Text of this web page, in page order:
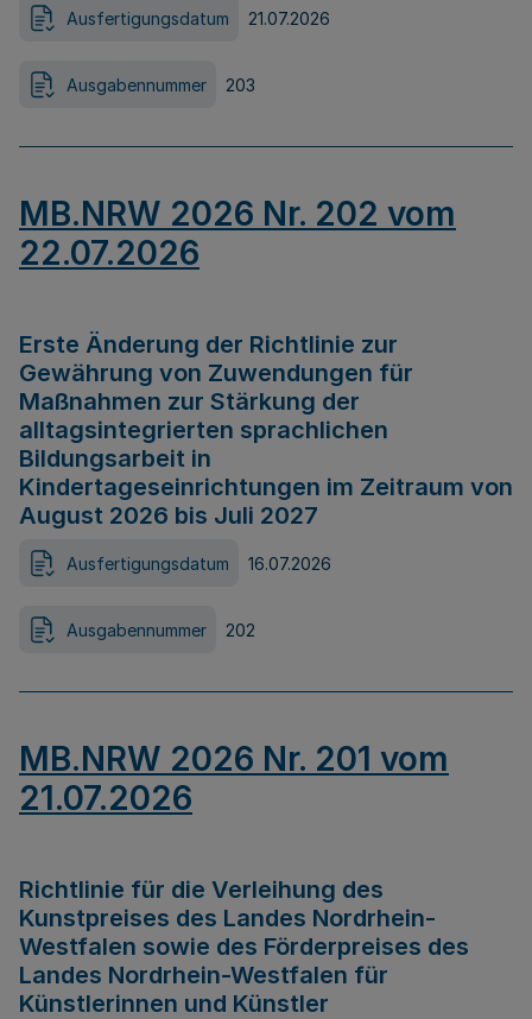
Ausfertigungsdatum 21.07.2026
Ausgabennummer 203
MB.NRW 2026 Nr. 202 vom
22.07.2026
Erste Änderung der Richtlinie zur
Gewährung von Zuwendungen für
Maßnahmen zur Stärkung der
alltagsintegrierten sprachlichen
Bildungsarbeit in
Kindertageseinrichtungen im Zeitraum von
August 2026 bis Juli 2027
Ausfertigungsdatum 16.07.2026
Ausgabennummer 202
MB.NRW 2026 Nr. 201 vom
21.07.2026
Richtlinie für die Verleihung des
Kunstpreises des Landes Nordrhein-
Westfalen sowie des Förderpreises des
Landes Nordrhein-Westfalen für
Künstlerinnen und Künstler